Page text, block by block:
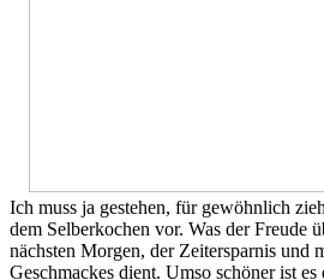
Ich muss ja gestehen, für gewöhnlich
dem Selberkochen vor. Was der Freude
nächsten Morgen, der Zeitersparnis und
Geschmackes dient. Umso schöner ist